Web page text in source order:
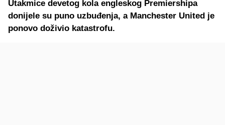
Utakmice devetog kola engleskog Premiershipa
donijele su puno uzbuđenja, a Manchester United je
ponovo doživio katastrofu.